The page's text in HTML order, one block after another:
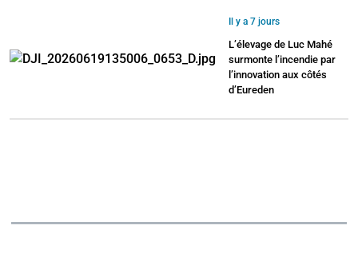
Il y a 7 jours
L’élevage de Luc Mahé
surmonte l’incendie par
l’innovation aux côtés
d’Eureden